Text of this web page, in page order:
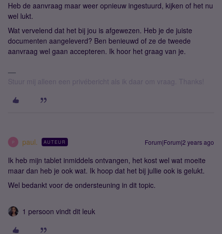
Heb de aanvraag maar weer opnieuw ingestuurd, kijken of het nu
wel lukt.
Wat vervelend dat het bij jou is afgewezen. Heb je de juiste
documenten aangeleverd? Ben benieuwd of ze de tweede
aanvraag wel gaan accepteren. Ik hoor het graag van je.
Stuur mij alleen een privébericht als ik daar om vraag. Thanks!
P paul. AUTEUR Forum|Forum|2 years ago
Ik heb mijn tablet inmiddels ontvangen, het kost wel wat moeite
maar dan heb je ook wat. Ik hoop dat het bij jullie ook is gelukt.
Wel bedankt voor de ondersteuning in dit topic.
1 persoon vindt dit leuk